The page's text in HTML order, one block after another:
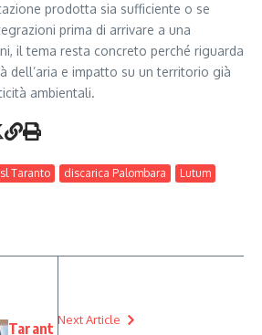
prodotta sia sufficiente o se
prima di arrivare a una
il tema resta concreto perché riguarda
dell’aria e impatto su un territorio già
ambientali.
Taranto discarica Palombara
Lutum
Tarant Next Article